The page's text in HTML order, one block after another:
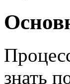
знать